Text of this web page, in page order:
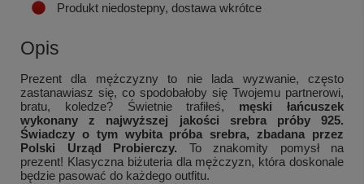
Produkt niedostepny, dostawa wkrótce
Opis
Prezent dla mężczyzny to nie lada wyzwanie, często
zastanawiasz się, co spodobałoby się Twojemu partnerowi,
bratu, koledze? Świetnie trafiłeś,
męski łańcuszek
wykonany z najwyższej jakości srebra próby 925.
Świadczy o tym wybita próba srebra, zbadana przez
Polski Urząd Probierczy. To znakomity pomysł na
prezent! Klasyczna biżuteriadla mężczyzn, która doskonale
będzie pasować do każdego outfitu.